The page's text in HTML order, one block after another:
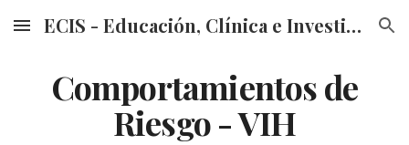
Skip to main content Skip to navigation
ECIS - Educación, Clínica e Investigación en Sexualidad
Comportamientos de
Riesgo - VIH